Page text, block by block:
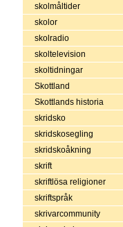
skolmåltider
skolor
skolradio
skoltelevision
skoltidningar
Skottland
Skottlands historia
skridsko
skridskosegling
skridskoåkning
skrift
skriftlösa religioner
skriftspråk
skrivarcommunity